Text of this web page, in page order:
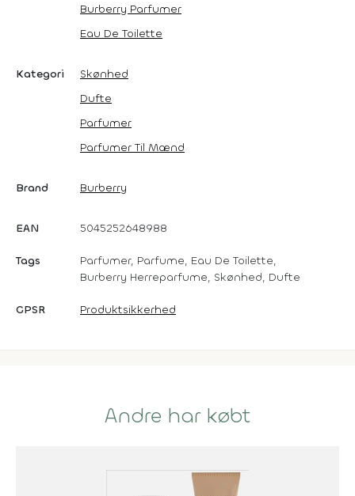
Burberry Parfumer
Eau De Toilette
Kategori
Skønhed
Dufte
Parfumer
Parfumer Til Mænd
Brand Burberry
EAN 5045252648988
Tags
Parfumer, Parfume, Eau De Toilette,
Burberry Herreparfume, Skønhed, Dufte
GPSR Produktsikkerhed
Andre har købt